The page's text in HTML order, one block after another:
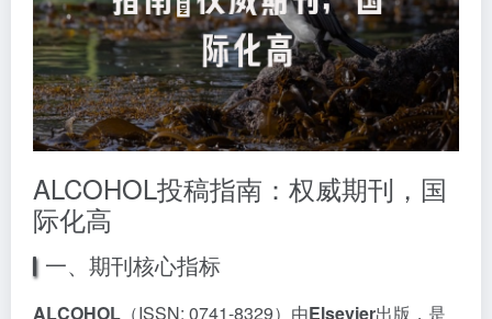
ALCOHOL投稿指南：权威期刊，国
际化高
一、期刊核心指标
ALCOHOL （ISSN: 0741-8329）由Elsevier出版，是